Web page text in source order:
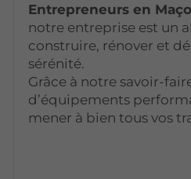
Entrepreneurs en
notre entreprise est un
construire, rénover et
sérénité.
Grâce à notre savoir-
d’équipements
mener à bien tous vos